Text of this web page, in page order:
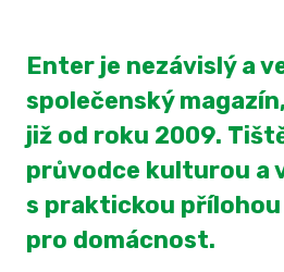
Enter je nezávislý a
společenský
již od roku 2009.
průvodce kulturou a
s praktickou
pro domácnost.